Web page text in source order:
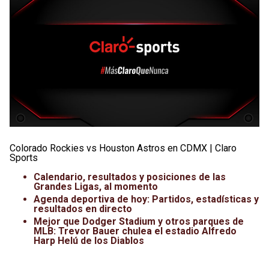
Colorado Rockies vs Houston Astros en CDMX | Claro
Sports
Calendario, resultados y posiciones de las
Grandes Ligas, al momento
Agenda deportiva de hoy: Partidos, estadísticas y
resultados en directo
Mejor que Dodger Stadium y otros parques de
MLB: Trevor Bauer chulea el estadio Alfredo
Harp Helú de los Diablos